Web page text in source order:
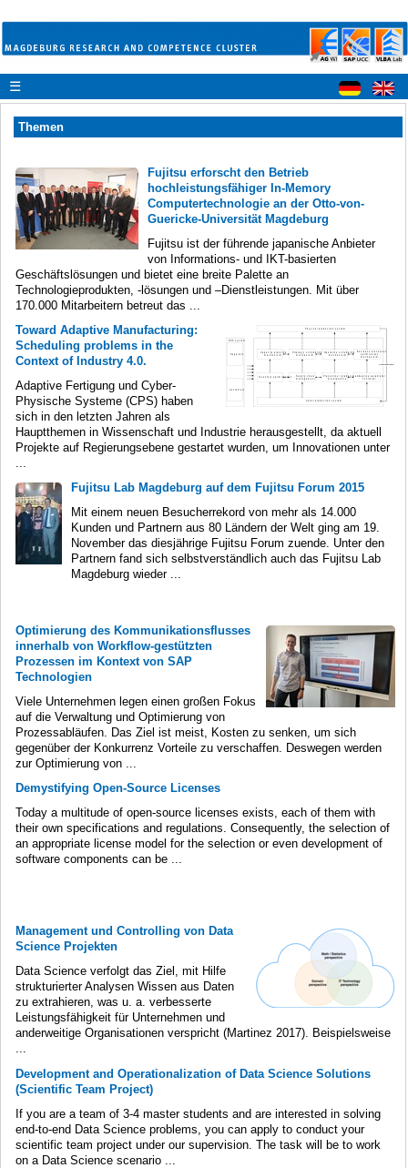
☰
Themen
Fujitsu erforscht den Betrieb
hochleistungsfähiger In-Memory
Computertechnologie an der Otto-von-
Guericke-Universität Magdeburg
Fujitsu ist der führende japanische Anbieter
von Informations- und IKT-basierten
Geschäftslösungen und bietet eine breite Palette an
Technologieprodukten, -lösungen und –Dienstleistungen. Mit über
170.000 Mitarbeitern betreut das ...
Toward Adaptive Manufacturing:
Scheduling problems in the
Context of Industry 4.0.
Adaptive Fertigung und Cyber-
Physische Systeme (CPS) haben
sich in den letzten Jahren als
Hauptthemen in Wissenschaft und Industrie herausgestellt, da aktuell
Projekte auf Regierungsebene gestartet wurden, um Innovationen unter
Fujitsu Lab Magdeburg auf dem Fujitsu Forum 2015
Mit einem neuen Besucherrekord von mehr als 14.000
Kunden und Partnern aus 80 Ländern der Welt ging am 19.
November das diesjährige Fujitsu Forum zuende. Unter den
Partnern fand sich selbstverständlich auch das Fujitsu Lab
Magdeburg wieder ...
Optimierung des Kommunikationsflusses
innerhalb von Workflow-gestützten
Prozessen im Kontext von SAP
Technologien
Viele Unternehmen legen einen großen Fokus
auf die Verwaltung und Optimierung von
Prozessabläufen. Das Ziel ist meist, Kosten zu senken, um sich
gegenüber der Konkurrenz Vorteile zu verschaffen. Deswegen werden
zur Optimierung von ...
Demystifying Open-Source Licenses
Today a multitude of open-source licenses exists, each of them with
their own specifications and regulations. Consequently, the selection of
an appropriate license model for the selection or even development of
software components can be ...
Management und Controlling von Data
Science Projekten
Data Science verfolgt das Ziel, mit Hilfe
strukturierter Analysen Wissen aus Daten
zu extrahieren, was u. a. verbesserte
Leistungsfähigkeit für Unternehmen und
anderweitige Organisationen verspricht (Martinez 2017). Beispielsweise
Development and Operationalization of Data Science Solutions
(Scientific Team Project)
If you are a team of 3-4 master students and are interested in solving
end-to-end Data Science problems, you can apply to conduct your
scientific team project under our supervision. The task will be to work
on a Data Science scenario ...